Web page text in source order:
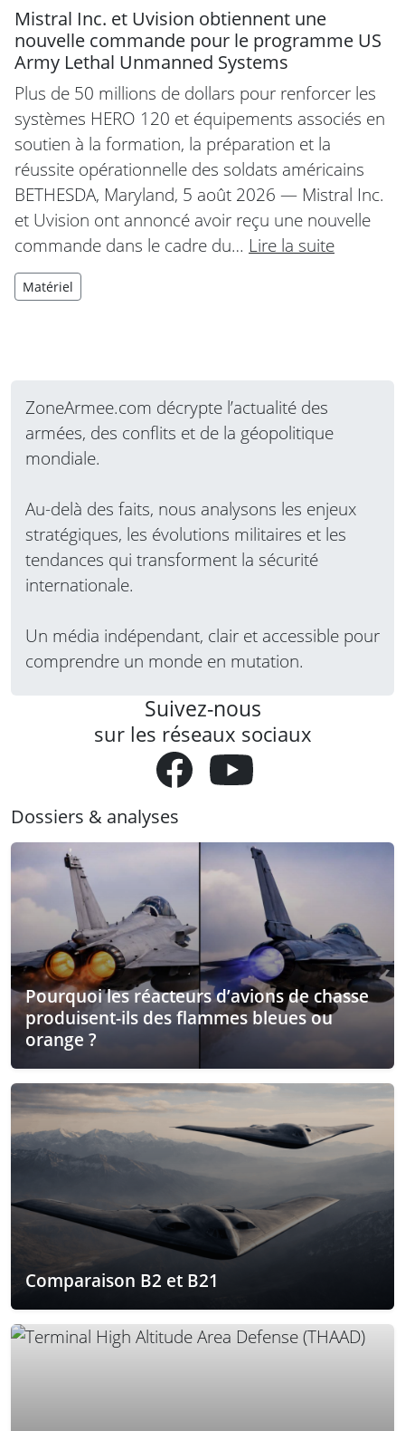
Mistral Inc. et Uvision obtiennent une
nouvelle commande pour le programme US
Army Lethal Unmanned Systems
Plus de 50 millions de dollars pour renforcer les
systèmes HERO 120 et équipements associés en
soutien à la formation, la préparation et la
réussite opérationnelle des soldats américains
BETHESDA, Maryland, 5 août 2026 — Mistral Inc.
et Uvision ont annoncé avoir reçu une nouvelle
commande dans le cadre du… Lire la suite
Matériel
ZoneArmee.com décrypte l’actualité des
armées, des conflits et de la géopolitique
mondiale.
Au-delà des faits, nous analysons les enjeux
stratégiques, les évolutions militaires et les
tendances qui transforment la sécurité
internationale.
Un média indépendant, clair et accessible pour
comprendre un monde en mutation.
Suivez-nous
sur les réseaux sociaux
Dossiers & analyses
Pourquoi les réacteurs d’avions de chasse
produisent-ils des flammes bleues ou
orange ?
Comparaison B2 et B21